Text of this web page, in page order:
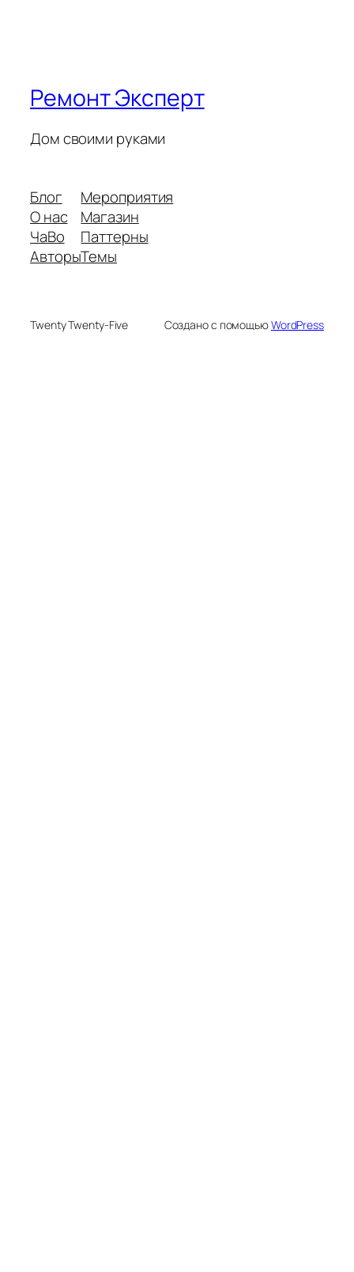
Ремонт Эксперт
Дом своими руками
Блог
О нас
ЧаВо
Авторы
Мероприятия
Магазин
Паттерны
Темы
Twenty Twenty-Five Создано с помощьюWordPress